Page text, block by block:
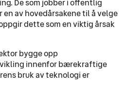
av hovedårsakene til å velge
dette som en viktig årsak
bygge opp
innenfor bærekraftige
bruk av teknologi er